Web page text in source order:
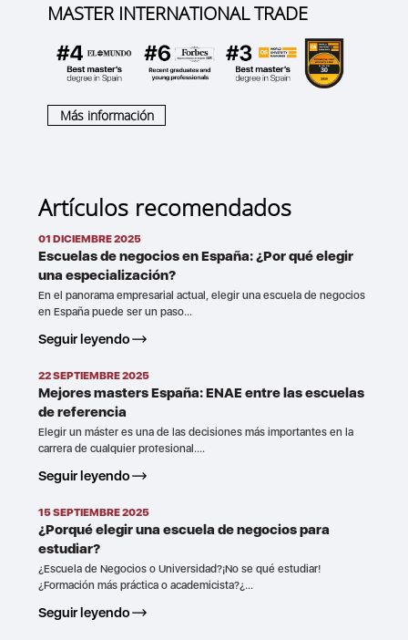
MASTER INTERNATIONAL TRADE
Más información
Artículos recomendados
01 DICIEMBRE 2025
Escuelas de negocios en España: ¿Por qué elegir
una especialización?
En el panorama empresarial actual, elegir una escuela de negocios
en España puede ser un paso...
Seguir leyendo
22 SEPTIEMBRE 2025
Mejores masters España: ENAE entre las escuelas
de referencia
Elegir un máster es una de las decisiones más importantes en la
carrera de cualquier profesional....
Seguir leyendo
15 SEPTIEMBRE 2025
¿Porqué elegir una escuela de negocios para
estudiar?
¿Escuela de Negocios o Universidad?¡No se qué estudiar!
¿Formación más práctica o academicista?¿...
Seguir leyendo